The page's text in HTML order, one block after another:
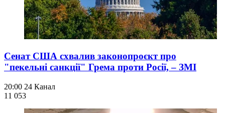
Сенат США схвалив законопроєкт про
"пекельні санкції" Грема проти Росії, – ЗМІ
20:00 24 Канал
11 053